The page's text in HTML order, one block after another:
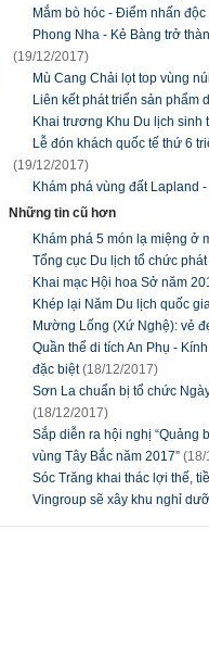
Mắm bò hóc - Điểm nhấn
Phong Nha - Kẻ Bàng trở
(19/12/2017)
Mù Cang Chải lọt top vùng
Liên kết phát triển sản phẩm
Khai trương Khu Du lịch
Lễ đón khách quốc tế thứ 6
(19/12/2017)
Khám phá vùng đất Lapland
Những tin cũ hơn
Khám phá 5 món lạ miệng ở
Tổng cục Du lịch tổ chức
Khai mạc Hội hoa Sở năm
Khép lại Năm Du lịch quốc
Mường Lống (Xứ Nghệ): vẻ
Quần thể di tích An Phụ -
đặc biệt(18/12/2017)
Sơn La chuẩn bị tổ chức
(18/12/2017)
Sắp diễn ra hội nghị “Quảng
vùng Tây Bắc năm 2017” (18/
Sóc Trăng khai thác lợi thế,
Vingroup sẽ xây khu nghỉ